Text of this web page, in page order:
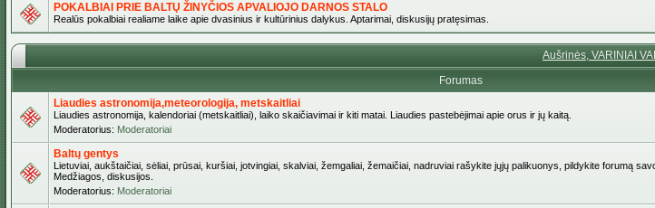
POKALBIAI PRIE BALTŲ ŽINYČIOS APVALIOJO DARNOS STALO
Realūs pokalbiai realiame laike apie dvasinius ir kultūrinius dalykus. Aptarimai, diskusijų pratęsimas.
Aušrinės, VARINIAI
Forumas
Liaudies astronomija,meteorologija, metskaitliai
Liaudies astronomija, kalendoriai (metskaitliai), laiko skaičiavimai ir kiti matai. Liaudies pastebėjimai apie orus ir jų kaitą.
Moderatorius: Moderatoriai
Baltų gentys
Lietuviai, aukštaičiai, sėliai, prūsai, kuršiai, jotvingiai, skalviai, žemgaliai, žemaičiai, nadruviai rašykite jųjų palikuonys, pildykite forumą
Medžiagos, diskusijos.
Moderatorius: Moderatoriai